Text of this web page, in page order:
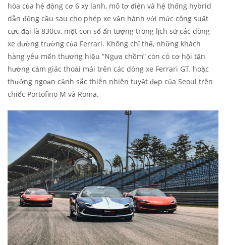
hòa của hệ động cơ 6 xy lanh, mô tơ điện và hệ thống hybrid
dẫn động cầu sau cho phép xe vận hành với mức công suất
cực đại là 830cv, một con số ấn tượng trong lịch sử các dòng
xe đường trường của Ferrari. Không chỉ thế, những khách
hàng yêu mến thương hiệu “Ngựa chồm” còn có cơ hội tận
hưởng cảm giác thoải mái trên các dòng xe Ferrari GT, hoặc
thưởng ngoạn cảnh sắc thiên nhiên tuyệt đẹp của Seoul trên
chiếc Portofino M và Roma.